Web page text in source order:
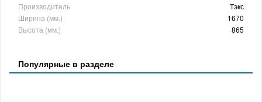
Производитель
Тэкс
Ширина (мм.)
1670
Высота (мм.)
865
Популярные в разделе